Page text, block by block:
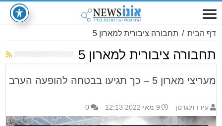
דף הבית / תחבורה ציבורית למארון 5
תחבורה ציבורית למארון 5
מעריצי מארון 5 – כך תגיעו בבטחה להופעה הערב
עידו וינגרטן 9 מאי 2022 12:13 0